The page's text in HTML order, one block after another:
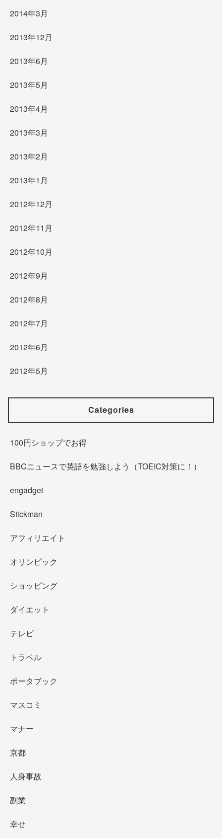
2014年3月
2013年12月
2013年6月
2013年5月
2013年4月
2013年3月
2013年2月
2013年1月
2012年12月
2012年11月
2012年10月
2012年9月
2012年8月
2012年7月
2012年6月
2012年5月
Categories
100円ショップでお得
BBCニュースで英語を勉強しよう（TOEIC対策に！）
engadget
Stickman
アフィリエイト
オリンピック
ショッピング
ダイエット
テレビ
トラベル
ポータブック
マスコミ
マナー
京都
人身事故
副業
幸せ